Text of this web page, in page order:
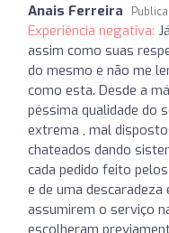
Anais Ferreira
Experiência negativa:
assim como suas
do mesmo e não me
como esta. Desde a
péssima qualidade do
extrema , mal
chateados dando
cada pedido feito
e de uma
assumirem o serviço
escolheram